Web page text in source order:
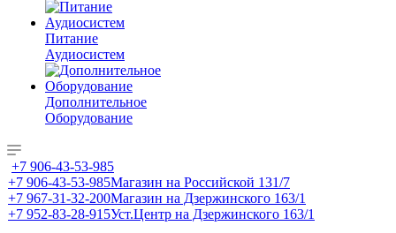
Питание
Аудиосистем
Дополнительное
Оборудование
+7 906-43-53-985
+7 906-43-53-985Магазин на Российской 131/7
+7 967-31-32-200Магазин на Дзержинского 163/1
+7 952-83-28-915Уст.Центр на Дзержинского 163/1